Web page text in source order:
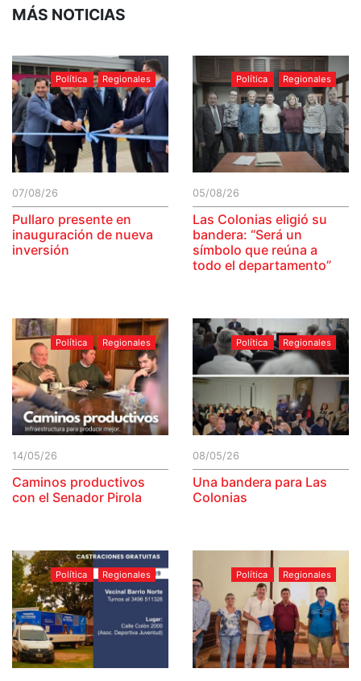
MÁS NOTICIAS
Política Regionales
07/08/26
Pullaro presente en
inauguración de nueva
inversión
Política Regionales
05/08/26
Las Colonias eligió su
bandera: “Será un
símbolo que reúna a
todo el departamento”
Política Regionales
14/05/26
Caminos productivos
con el Senador Pirola
Política Regionales
08/05/26
Una bandera para Las
Colonias
Política Regionales Política Regionales